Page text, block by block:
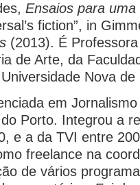
Ensaios para
fiction”, in
(2013). É
de Arte, da
Nova
em
Porto. Integrou a
e a da TVI entre
freelance na
de vários